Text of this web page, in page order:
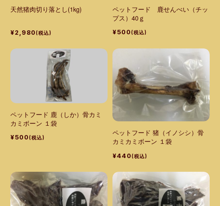
天然猪肉切り落とし(1kg)
¥2,980(税込)
ペットフード 鹿せんべい（チッ
プス）40ｇ
¥500(税込)
ペットフード 鹿（しか）骨カミ
カミボーン １袋
¥500(税込)
ペットフード 猪（イノシシ）骨
カミカミボーン １袋
¥440(税込)